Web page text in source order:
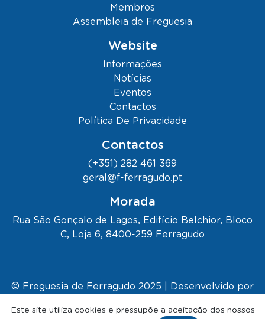
Membros
Assembleia de Freguesia
Website
Informações
Notícias
Eventos
Contactos
Política De Privacidade
Contactos
(+351) 282 461 369
geral@f-ferragudo.pt
Morada
Rua São Gonçalo de Lagos, Edifício Belchior, Bloco
C, Loja 6, 8400-259 Ferragudo
© Freguesia de Ferragudo 2025 | Desenvolvido por
Este site utiliza cookies e pressupõe a aceitação dos nossos